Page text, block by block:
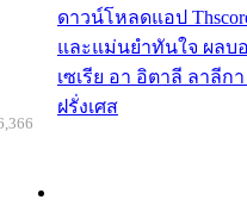
ดาวน์โหลดแอป
และแม่นยำทันใจ ผลบ
เซเรีย อา อิตาลี ลาลีก
ฝรั่งเศส